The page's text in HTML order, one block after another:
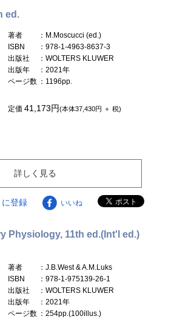
ed.
著者
：M.Moscucci (ed.)
ISBN
：978-1-4963-8637-3
出版社
：WOLTERS KLUWER
出版年
：2021年
ページ数 ：1196pp.
定価41,173円(本体37,430円 ＋ 税)
詳しく見る
登録 いいね
Physiology, 11th ed.(Int'l ed.)
著者
：J.B.West & A.M.Luks
ISBN
：978-1-975139-26-1
出版社
：WOLTERS KLUWER
出版年
：2021年
ページ数 ：254pp.(100illus.)